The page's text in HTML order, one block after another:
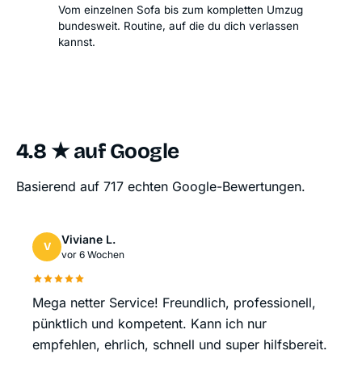
Vom einzelnen Sofa bis zum kompletten Umzug
bundesweit. Routine, auf die du dich verlassen
kannst.
4.8 ★ auf Google
Basierend auf 717 echten Google-Bewertungen.
V
Viviane L.
vor 6 Wochen
Mega netter Service! Freundlich, professionell,
pünktlich und kompetent. Kann ich nur
empfehlen, ehrlich, schnell und super hilfsbereit.